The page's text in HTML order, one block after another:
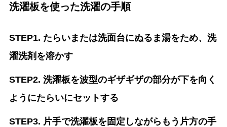
洗濯板を使った洗濯の手順
STEP1. たらいまたは洗面台にぬるま湯をため、洗
濯洗剤を溶かす
STEP2. 洗濯板を波型のギザギザの部分が下を向く
ようにたらいにセットする
STEP3. 片手で洗濯板を固定しながらもう片方の手